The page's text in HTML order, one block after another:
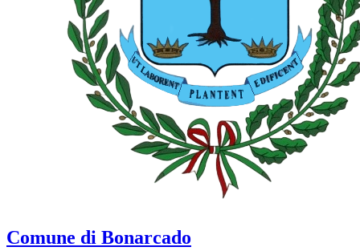
Comune di Bonarcado